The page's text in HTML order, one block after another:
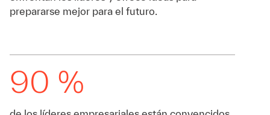
prepararse mejor para el futuro.
90 %